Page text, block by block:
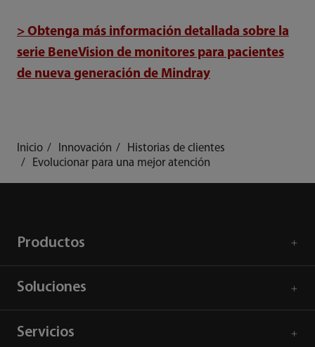
> Obtenga más información detallada sobre la
serie BeneVision de monitores para pacientes
de nueva generación de Mindray
Inicio Innovación
Historias de clientes
Evolucionar para una mejor atención
Productos
Soluciones
Servicios